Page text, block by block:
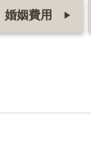
婚姻費用 ▶